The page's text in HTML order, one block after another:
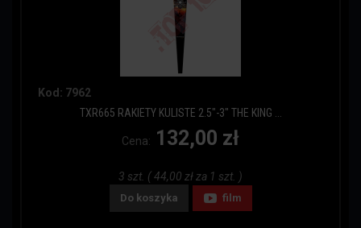
Kod: 7962
TXR665 RAKIETY KULISTE 2.5"-3" THE KING ...
Cena: 132,00 zł
3 szt. ( 44,00 zł za 1 szt. )
Do koszyka film